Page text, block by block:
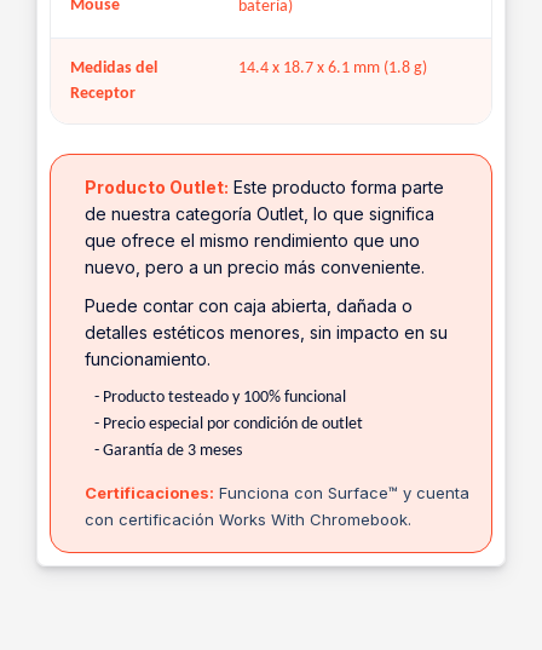
Mouse batería)
Medidas del
Receptor
14.4 x 18.7 x 6.1 mm (1.8 g)
Producto Outlet: Este producto forma parte
de nuestra categoría Outlet, lo que significa
que ofrece el mismo rendimiento que uno
nuevo, pero a un precio más conveniente.
Puede contar con caja abierta, dañada o
detalles estéticos menores, sin impacto en su
funcionamiento.
- Producto testeado y 100% funcional
- Precio especial por condición de outlet
- Garantía de 3 meses
Certificaciones: Funciona con Surface™ y cuenta
con certificación Works With Chromebook.